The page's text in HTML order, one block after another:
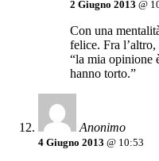
2 Giugno 2013 @
Con una
felice. Fra
“la mia opinione
hanno torto.”
Anonimo
4 Giugno 2013 @ 10:53